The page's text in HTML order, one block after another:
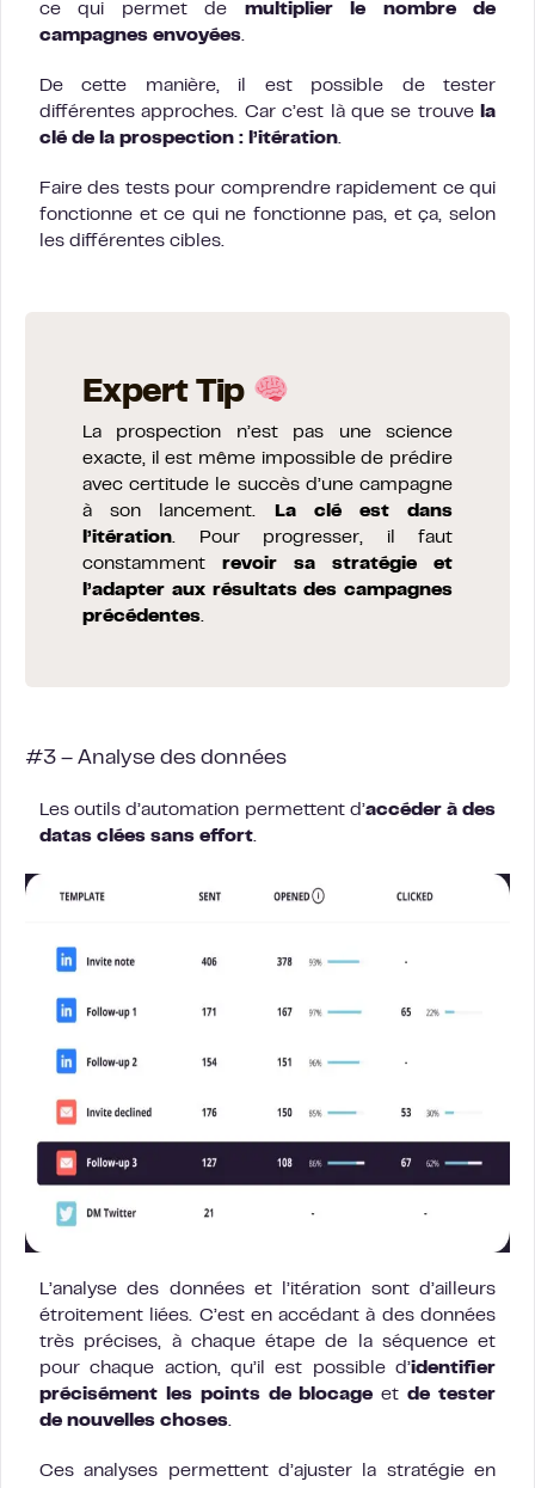
ce qui permet de multiplier le nombre de
campagnes envoyées.
De cette manière, il est possible de tester
différentes approches. Car c’est là que se trouve
la
clé de la prospection : l’itération.
Faire des tests pour comprendre rapidement ce qui
fonctionne et ce qui ne fonctionne pas, et ça, selon
les différentes cibles.
Expert Tip
La prospection n’est pas une science
exacte, il est même impossible de prédire
avec certitude le succès d’une campagne
à son lancement.
La clé est dans
l’itération. Pour progresser, il faut
constamment revoir sa stratégie et
l’adapter aux résultats des campagnes
précédentes.
#3 – Analyse des données
Les outils d’automation permettent d’accéder à des
datas clées sans effort.
L’analyse des données et l’itération sont d’ailleurs
étroitement liées. C’est en accédant à des données
très précises, à chaque étape de la séquence et
pour chaque action, qu’il est possible d’identifier
précisément les points de blocage etde tester
de nouvelles choses.
Ces analyses permettent d’ajuster la stratégie en